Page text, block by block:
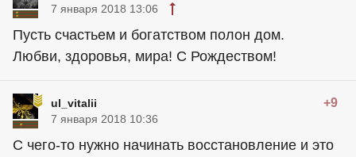
7 января 2018 13:06
Пусть счастьем и богатством полон дом.
Любви, здоровья, мира! С Рождеством!
ul_vitalii +9
7 января 2018 10:36
С чего-то нужно начинать восстановление и это